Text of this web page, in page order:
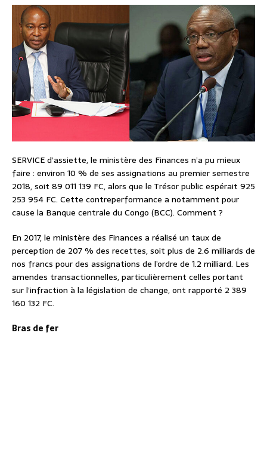
SERVICE d’assiette, le ministère des Finances n’a pu mieux
faire : environ 10 % de ses assignations au premier semestre
2018, soit 89 011 139 FC, alors que le Trésor public espérait 925
253 954 FC. Cette contreperformance a notamment pour
cause la Banque centrale du Congo (BCC). Comment ?
En 2017, le ministère des Finances a réalisé un taux de
perception de 207 % des recettes, soit plus de 2.6 milliards de
nos francs pour des assignations de l’ordre de 1.2 milliard. Les
amendes transactionnelles, particulièrement celles portant
sur l’infraction à la législation de change, ont rapporté 2 389
160 132 FC.
Bras de fer